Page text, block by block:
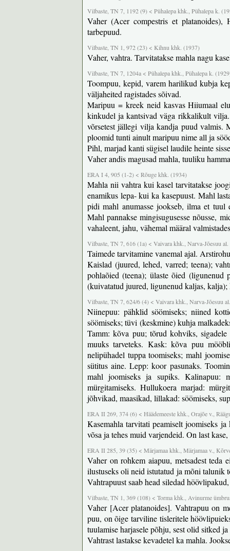
Vilbaste, TN 7, 1192 (9) < Pühalepa khk., Pühalepa k.
Vaher (Acer compestris et platanoides),
tarbepuud.
Vilbaste, TN 1, 972 (23) < Kihnu khk. (1937)
Vaher, vahtra. Tarvitatakse mahla nagu
Vilbaste, TN 7, 1204a < Pühalepa khk., Pühalepa k.
Toompuu, kepid, varem harilikud kubja
väljaheited ragistades sõivad.
Maripuu = kreek neid kasvas Hiiumaal
kinkudel ja kantsivad väga rikkalikult
võrsetest jällegi vilja kandja puud valmis.
ploomid tunti ainult maripuu nime all ja
Pihl, marjad kanti sügisel laudile heinte
Vaher andis magusad mahla, tuuliku
ERA I 4, 905 (1-2) < Rõuge khk. (1934)
Mahla nii vahtra kui kasel tarvitatakse
enamikus lepa- kui ka kasepuust. Mahl
pidi mahl anumasse jookseb, ilma et tuul
Mahl pannakse mingisugusesse nõusse,
vahaleent, jahu, vähemal määral
Vilbaste, TN 7, 616 (1a) < Vaivara khk., Narva-Jõesuu
Taimede tarvitamine vanemal ajal.
Kaislad (juured, lehed, varred; teena);
pohlaõied (teena); ülaste õied (ligunenud
(kuivatatud juured, ligunenud kaljas,
Vilbaste, TN 7, 624/6 (4) < Vaivara khk., Narva-Jõesuu
Niinepuu: pähklid söömiseks; niined
söömiseks; tüvi (keskmine) kuhja
Tamm: kõva puu; tõrud kohviks,
muuks tarveteks. Kask: kõva puu
nelipühadel tuppa toomiseks; mahl
sütitus aine. Lepp: koor pasunaks.
mahl joomiseks ja supiks. Kalinapuu:
mürgitamiseks. Hullukoera marjad:
jõhvikad, maasikad, lillakad: söömiseks,
ERA II 269, 374 (6) < Häädemeeste khk., Orajõe v.,
Kasemahla tarvitati peamiselt joomiseks
võsa ja tehes muid varjendeid. On last
ERA II 285, 39 (35) < Märjamaa khk., Märjamaa v.,
Vaher on rohkem aiapuu, metsadest teda
ilustuseks oli neid istutatud ja mõni talunik
Vahtrapuust saab head siledad
Vilbaste, TN 1, 369 (108) < Torma khk., Avinurme
Vaher [Acer platanoides]. Vahtrapuu on
puu, on õige tarviline tisleritele
tuulamise harjasele põhju, sest olid sitked
Vahtrast lastakse kevadetel ka mahla.